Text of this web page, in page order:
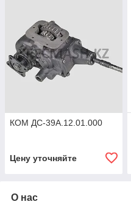
КОМ ДС-39А.12.01.000
Цену уточняйте
О нас